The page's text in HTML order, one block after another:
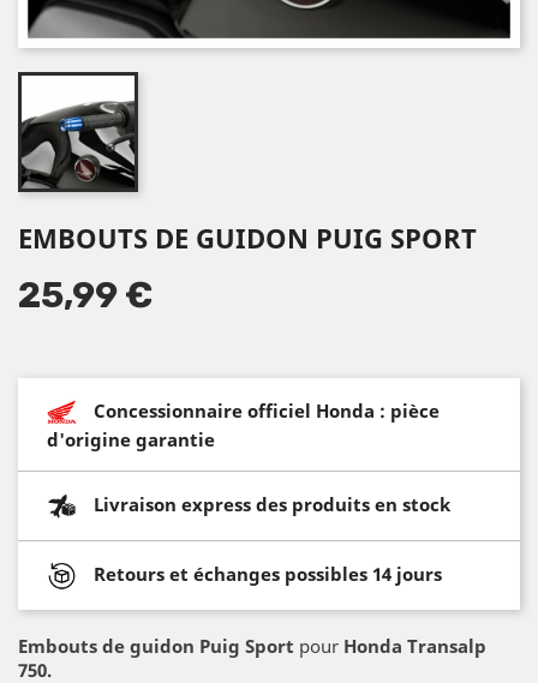
EMBOUTS DE GUIDON PUIG SPORT
25,99 €
Concessionnaire officiel Honda : pièce
d'origine garantie
Livraison express des produits en stock
Retours et échanges possibles 14 jours
Embouts de guidon Puig Sport pour Honda Transalp
750.